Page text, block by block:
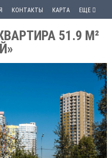
КОНТАКТЫ КАРТА ЕЩЕ
51.9 М²